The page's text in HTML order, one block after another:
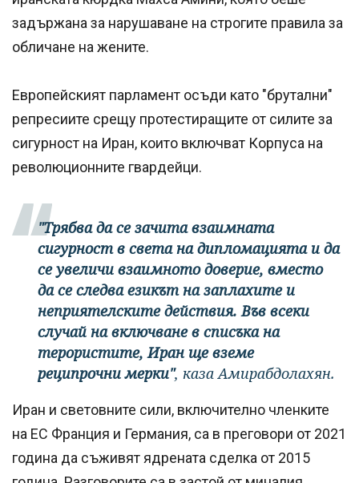
задържана за нарушаване на строгите правила за
обличане на жените.
Европейският парламент осъди като "брутални"
репресиите срещу протестиращите от силите за
сигурност на Иран, които включват Корпуса на
революционните гвардейци.
"Трябва да се зачита взаимната
сигурност в света на дипломацията и да
се увеличи взаимното доверие, вместо
да се следва езикът на заплахите и
неприятелските действия. Във всеки
случай на включване в списъка на
терористите, Иран ще вземе
реципрочни мерки", каза Амирабдолахян.
Иран и световните сили, включително членките
на ЕС Франция и Германия, са в преговори от 2021
година да съживят ядрената сделка от 2015